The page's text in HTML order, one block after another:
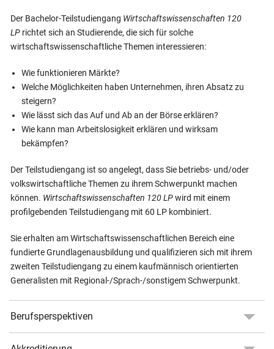
Der Bachelor-Teilstudiengang Wirtschaftswissenschaften 120
LP richtet sich an Studierende, die sich für solche
wirtschaftswissenschaftliche Themen interessieren:
Wie funktionieren Märkte?
Welche Möglichkeiten haben Unternehmen, ihren Absatz zu
steigern?
Wie lässt sich das Auf und Ab an der Börse erklären?
Wie kann man Arbeitslosigkeit erklären und wirksam
bekämpfen?
Der Teilstudiengang ist so angelegt, dass Sie betriebs- und/oder
volkswirtschaftliche Themen zu ihrem Schwerpunkt machen
können. Wirtschaftswissenschaften 120 LPwird mit einem
profilgebenden Teilstudiengang mit 60 LP kombiniert.
Sie erhalten am Wirtschaftswissenschaftlichen Bereich eine
fundierte Grundlagenausbildung und qualifizieren sich mit ihrem
zweiten Teilstudiengang zu einem kaufmännisch orientierten
Generalisten mit Regional-/Sprach-/sonstigem Schwerpunkt.
Berufsperspektiven